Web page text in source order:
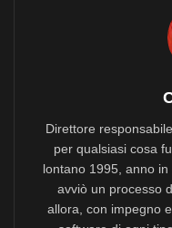
Direttore
per qualsiasi cosa
lontano 1995, anno
avviò un processo
allora, con impegno